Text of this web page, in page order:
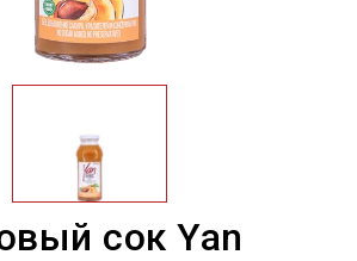
сок Yan